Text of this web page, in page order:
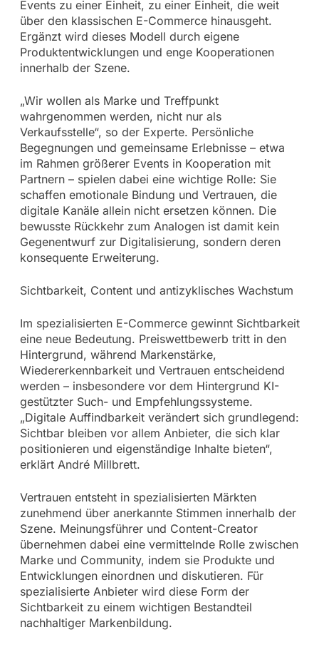
Events zu einer Einheit, zu einer Einheit, die weit
über den klassischen E-Commerce hinausgeht.
Ergänzt wird dieses Modell durch eigene
Produktentwicklungen und enge Kooperationen
innerhalb der Szene.
„Wir wollen als Marke und Treffpunkt
wahrgenommen werden, nicht nur als
Verkaufsstelle“, so der Experte. Persönliche
Begegnungen und gemeinsame Erlebnisse – etwa
im Rahmen größerer Events in Kooperation mit
Partnern – spielen dabei eine wichtige Rolle: Sie
schaffen emotionale Bindung und Vertrauen, die
digitale Kanäle allein nicht ersetzen können. Die
bewusste Rückkehr zum Analogen ist damit kein
Gegenentwurf zur Digitalisierung, sondern deren
konsequente Erweiterung.
Sichtbarkeit, Content und antizyklisches Wachstum
Im spezialisierten E-Commerce gewinnt Sichtbarkeit
eine neue Bedeutung. Preiswettbewerb tritt in den
Hintergrund, während Markenstärke,
Wiedererkennbarkeit und Vertrauen entscheidend
werden – insbesondere vor dem Hintergrund KI-
gestützter Such- und Empfehlungssysteme.
„Digitale Auffindbarkeit verändert sich grundlegend:
Sichtbar bleiben vor allem Anbieter, die sich klar
positionieren und eigenständige Inhalte bieten“,
erklärt André Millbrett.
Vertrauen entsteht in spezialisierten Märkten
zunehmend über anerkannte Stimmen innerhalb der
Szene. Meinungsführer und Content-Creator
übernehmen dabei eine vermittelnde Rolle zwischen
Marke und Community, indem sie Produkte und
Entwicklungen einordnen und diskutieren. Für
spezialisierte Anbieter wird diese Form der
Sichtbarkeit zu einem wichtigen Bestandteil
nachhaltiger Markenbildung.